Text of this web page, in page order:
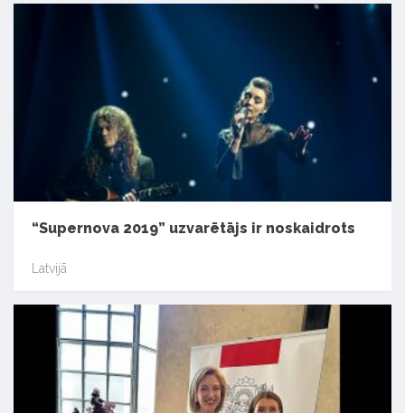
“Supernova 2019” uzvarētājs ir noskaidrots
Latvijā